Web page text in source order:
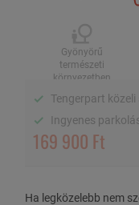
4 fő / 5 éj, önellátással
Gyönyörű természeti
környezetben
Tengerpart közeli
Gyönyörű
természeti
környezetben
Tengerpart közeli
Ingyenes
169 900 Ft
Ha legközelebb nem